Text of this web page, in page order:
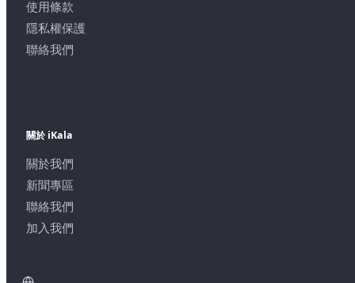
使用條款
隱私權保護
聯絡我們
關於 iKala
關於我們
新聞專區
聯絡我們
加入我們